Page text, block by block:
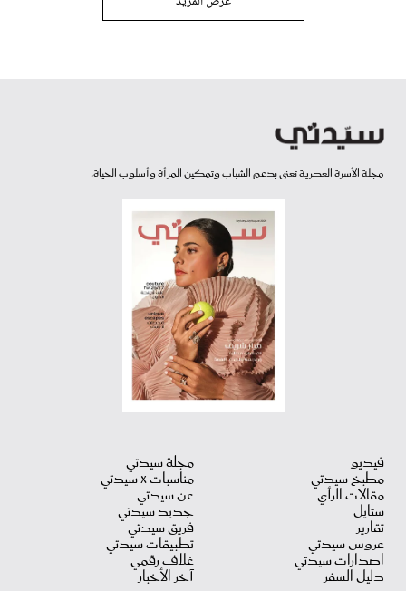
مجلة الأسرة العصرية تعنى بدعم الشباب وتمكين المرأة وأسلوب الحياة.
فيديو
مطبخ سيدتي
مقالات الرأي
ستايل
تقارير
عروس سيدتي
اصدارات سيدتي
دليل السفر
مجلة سيدتي
مناسبات X سيدتي
عن سيدتي
جديد سيدتي
فريق سيدتي
تطبيقات سيدتي
غلاف رقمي
آخر الأخبار